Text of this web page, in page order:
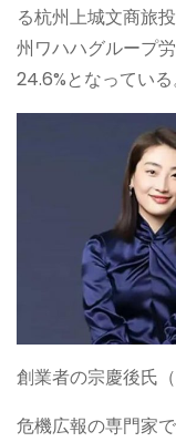
る杭州上城文商旅
州ワハハグループ
24.6%となっている
創業者の宗慶後氏
危機広報の専門家